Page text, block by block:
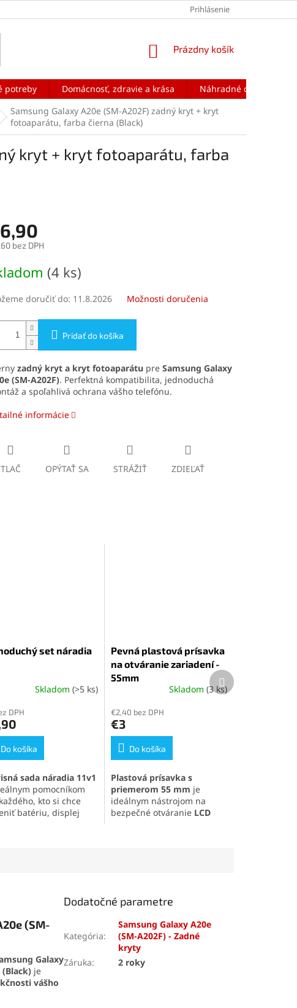
Prihlásenie
NÁKUPNÝ
Prázdny košík
potreby Domácnosť, zdravie a krása Náhradné diely na
Samsung Galaxy A20e (SM-A202F) zadný kryt + kryt
fotoaparátu, farba čierna (Black)
kryt + kryt fotoaparátu, farba
bez DPH
(4 ks)
doručiť do: 11.8.2026 Možnosti doručenia
Pridať do košíka
zadný kryt a kryt fotoaparátu pre Samsung Galaxy
(SM-A202F). Perfektná kompatibilita, jednoduchá
a spoľahlivá ochrana vášho telefónu.
informácie
TLAČ OPÝTAŤ SA STRÁŽIŤ ZDIEĽAŤ
set náradia
Skladom(>5 ks)
DPH
Do košíka
sada náradia 11v1
pomocníkom
kto si chce
batériu, displej
podmienkach.
Pevná plastová prísavka
na otváranie zariadení -
55mm
produktu
je
5,0
5
hviezdičiek.
Skladom(3 ks)
€2,40 bez DPH
€3
Do košíka
Plastová prísavka s
priemerom 55 mm je
ideálnym nástrojom na
bezpečné otváranie LCD
jednoduchú manipuláciu.
Ďalší
produkt
(SM-
Galaxy
je
vášho
Dodatočné parametre
Kategória:
Samsung Galaxy A20e
(SM-A202F) - Zadné
kryty
Záruka: 2 roky